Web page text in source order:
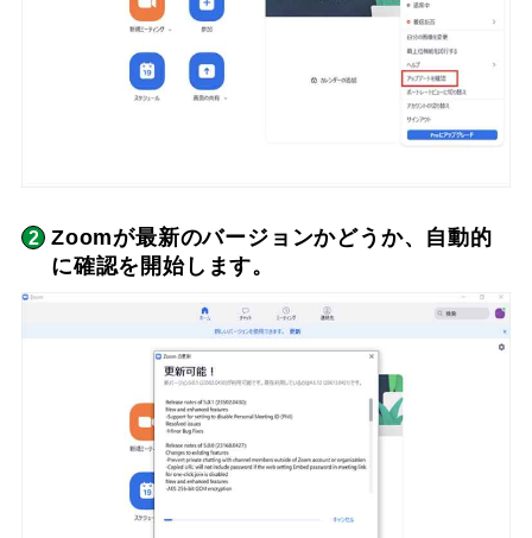
Zoomが最新のバージョンかどうか、自動的
に確認を開始します。